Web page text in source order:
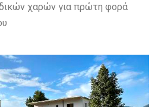
χαρών για πρώτη φορά